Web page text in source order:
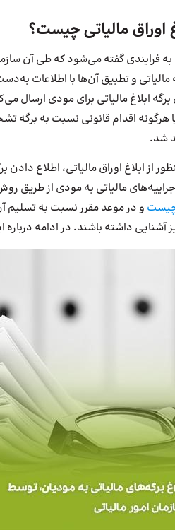
اوراق مالیاتی چیست؟
به فرایندی گفته می‌شود که طی آن
مالیاتی و تطبیق آن‌ها با اطلاعات
ابلاغ مالیاتی برای مودی ارسال
هرگونه اقدام قانونی نسبت به برگه
شد.
از ابلاغ اوراق مالیاتی، اطلاع
مالیاتی به مودی از طریق
چیست و در موعد مقرر نسبت به تسلیم آن
آشنایی داشته باشند. در ادامه